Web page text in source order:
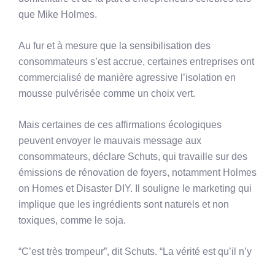
que Mike Holmes.
Au fur et à mesure que la sensibilisation des
consommateurs s’est accrue, certaines entreprises ont
commercialisé de manière agressive l’isolation en
mousse pulvérisée comme un choix vert.
Mais certaines de ces affirmations écologiques
peuvent envoyer le mauvais message aux
consommateurs, déclare Schuts, qui travaille sur des
émissions de rénovation de foyers, notamment Holmes
on Homes et Disaster DIY. Il souligne le marketing qui
implique que les ingrédients sont naturels et non
toxiques, comme le soja.
“C’est très trompeur”, dit Schuts. “La vérité est qu’il n’y